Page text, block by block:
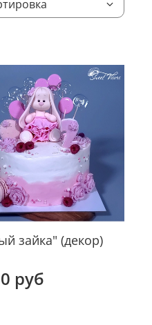
зайка" (декор)
руб